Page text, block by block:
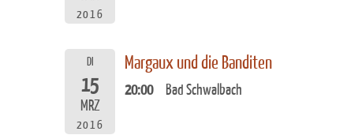
2016
DI
15
MRZ
2016
Margaux und die Banditen
20:00 Bad Schwalbach